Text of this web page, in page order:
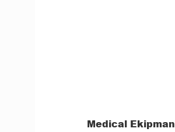
Medical Ekipman